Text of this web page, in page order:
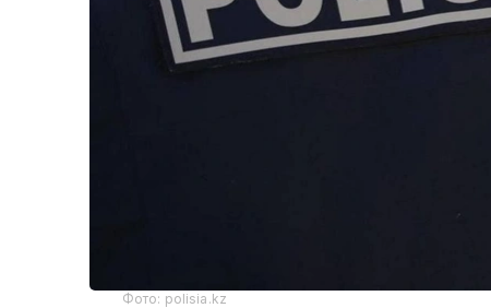
Фото: polisia.kz